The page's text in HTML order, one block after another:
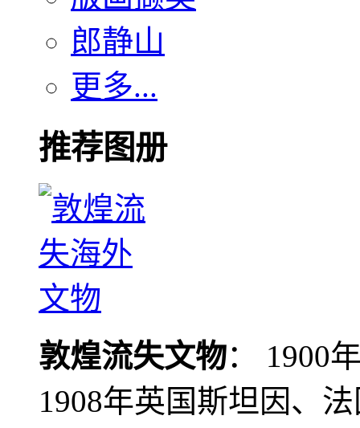
郎静山
更多...
推荐图册
敦煌流失文物： 1900
1908年英国斯坦因、